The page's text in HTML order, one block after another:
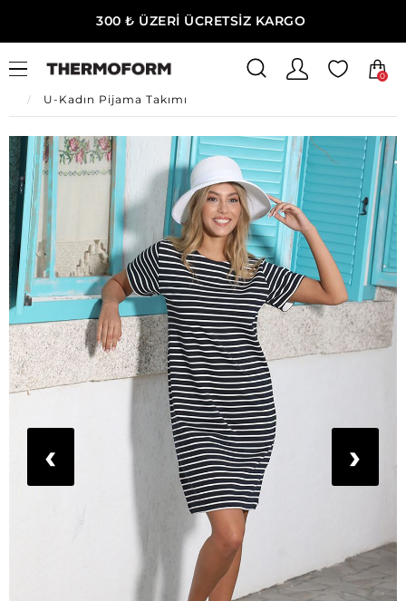
300 ₺ ÜZERİ ÜCRETSİZ KARGO
0
Ana Sayfa
U-Kadın Ev Giyim
U-Kadın Pijama Takımı
‹ ›